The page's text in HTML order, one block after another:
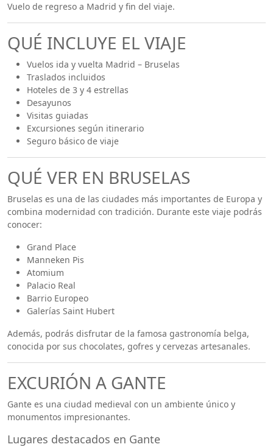
Vuelo de regreso a Madrid y fin del viaje.
QUÉ INCLUYE EL VIAJE
Vuelos ida y vuelta Madrid – Bruselas
Traslados incluidos
Hoteles de 3 y 4 estrellas
Desayunos
Visitas guiadas
Excursiones según itinerario
Seguro básico de viaje
QUÉ VER EN BRUSELAS
Bruselas es una de las ciudades más importantes de Europa y
combina modernidad con tradición. Durante este viaje podrás
conocer:
Grand Place
Manneken Pis
Atomium
Palacio Real
Barrio Europeo
Galerías Saint Hubert
Además, podrás disfrutar de la famosa gastronomía belga,
conocida por sus chocolates, gofres y cervezas artesanales.
EXCURIÓN A GANTE
Gante es una ciudad medieval con un ambiente único y
monumentos impresionantes.
Lugares destacados en Gante